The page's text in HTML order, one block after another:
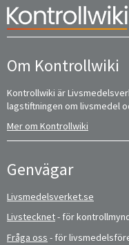
Om Kontrollwiki
Kontrollwiki är
lagstiftningen om livsmedel
Mer om Kontrollwiki
Genvägar
Livsmedelsverket.se
Livstecknet- för
Fråga oss - för